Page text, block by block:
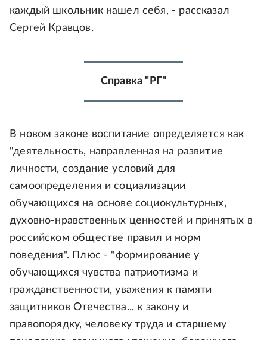
каждый школьник нашел себя, - рассказал
Сергей Кравцов.
Справка "РГ"
В новом законе воспитание определяется как
"деятельность, направленная на развитие
личности, создание условий для
самоопределения и социализации
обучающихся на основе социокультурных,
духовно-нравственных ценностей и принятых в
российском обществе правил и норм
поведения". Плюс - "формирование у
обучающихся чувства патриотизма и
гражданственности, уважения к памяти
защитников Отечества... к закону и
правопорядку, человеку труда и старшему